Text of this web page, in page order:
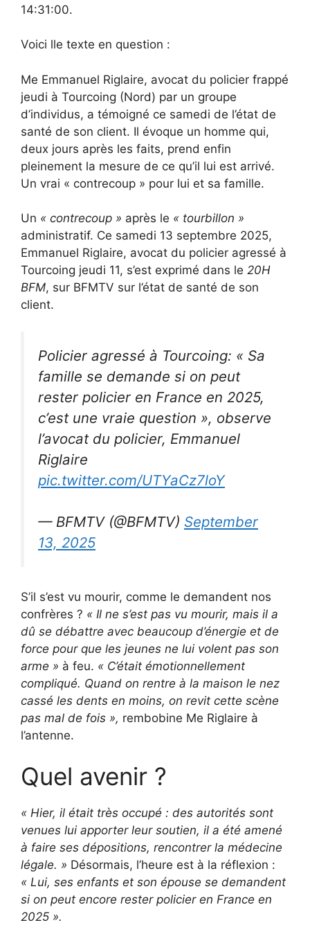
14:31:00.
Voici lle texte en question :
Me Emmanuel Riglaire, avocat du policier frappé
jeudi à Tourcoing (Nord) par un groupe
d’individus, a témoigné ce samedi de l’état de
santé de son client. Il évoque un homme qui,
deux jours après les faits, prend enfin
pleinement la mesure de ce qu’il lui est arrivé.
Un vrai « contrecoup » pour lui et sa famille.
Un « contrecoup » après le « tourbillon »
administratif. Ce samedi 13 septembre 2025,
Emmanuel Riglaire, avocat du policier agressé à
Tourcoing jeudi 11, s’est exprimé dans le 20H
BFM, sur BFMTV sur l’état de santé de son
client.
Policier agressé à Tourcoing: « Sa
famille se demande si on peut
rester policier en France en 2025,
c’est une vraie question », observe
l’avocat du policier, Emmanuel
Riglaire
pic.twitter.com/UTYaCz7loY
— BFMTV (@BFMTV) September
13, 2025
S’il s’est vu mourir, comme le demandent nos
confrères ? « Il ne s’est pas vu mourir, mais il a
dû se débattre avec beaucoup d’énergie et de
force pour que les jeunes ne lui volent pas son
arme » à feu. « C’était émotionnellement
compliqué. Quand on rentre à la maison le nez
cassé les dents en moins, on revit cette scène
pas mal de fois », rembobine Me Riglaire à
l’antenne.
Quel avenir ?
« Hier, il était très occupé : des autorités sont
venues lui apporter leur soutien, il a été amené
à faire ses dépositions, rencontrer la médecine
légale. » Désormais, l’heure est à la réflexion :
« Lui, ses enfants et son épouse se demandent
si on peut encore rester policier en France en
2025 ».